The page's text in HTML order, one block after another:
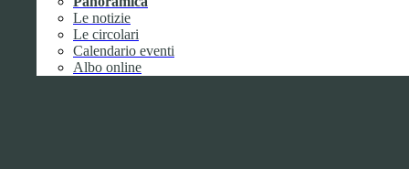
Le notizie
Le circolari
Calendario eventi
Albo online
performance